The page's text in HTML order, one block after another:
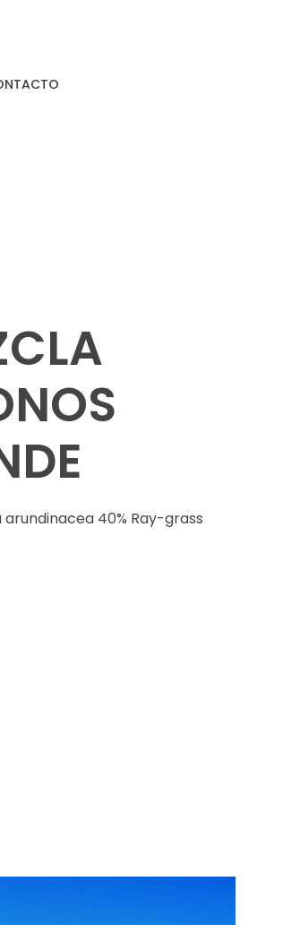
arundinacea 40% Ray-grass